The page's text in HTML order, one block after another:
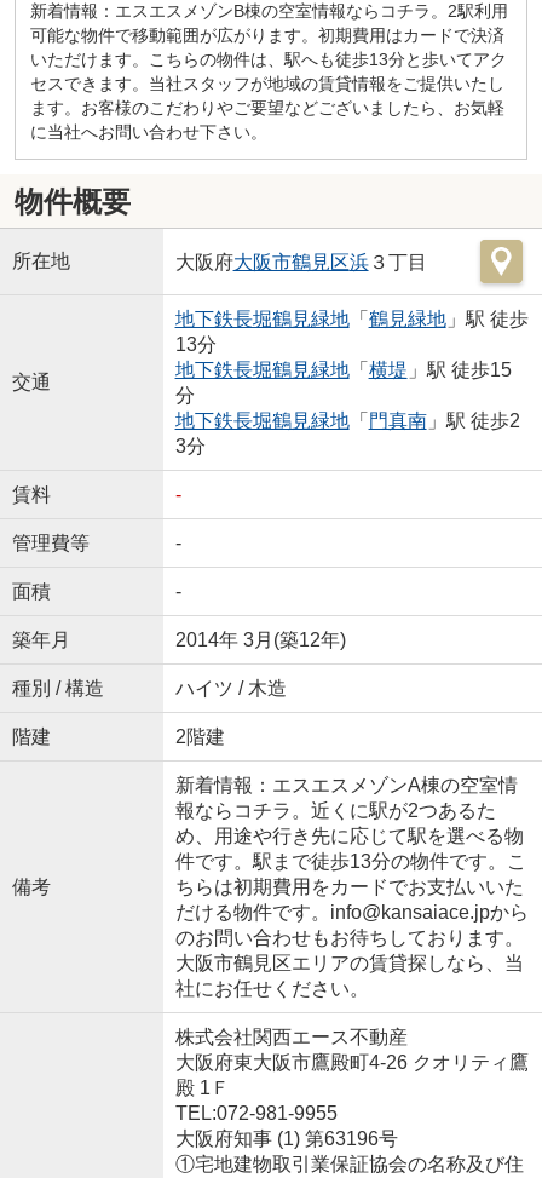
新着情報：エスエスメゾンB棟の空室情報ならコチラ。2駅利用
可能な物件で移動範囲が広がります。初期費用はカードで決済
いただけます。こちらの物件は、駅へも徒歩13分と歩いてアク
セスできます。当社スタッフが地域の賃貸情報をご提供いたし
ます。お客様のこだわりやご要望などございましたら、お気軽
に当社へお問い合わせ下さい。
物件概要
所在地 大阪府大阪市鶴見区浜３丁目
交通
地下鉄長堀鶴見緑地「 鶴見緑地」駅 徒歩
13分
地下鉄長堀鶴見緑地「 横堤 」駅 徒歩15
分
地下鉄長堀鶴見緑地「 門真南」駅 徒歩2
3分
賃料 -
管理費等 -
面積 -
築年月 2014年 3月(築12年)
種別 / 構造 ハイツ / 木造
階建 2階建
備考
新着情報：エスエスメゾンA棟の空室情
報ならコチラ。近くに駅が2つあるた
め、用途や行き先に応じて駅を選べる物
件です。駅まで徒歩13分の物件です。こ
ちらは初期費用をカードでお支払いいた
だける物件です。info@kansaiace.jpから
のお問い合わせもお待ちしております。
大阪市鶴見区エリアの賃貸探しなら、当
社にお任せください。
株式会社関西エース不動産
大阪府東大阪市鷹殿町4-26 クオリティ鷹
殿 1Ｆ
TEL:072-981-9955
大阪府知事 (1) 第63196号
①宅地建物取引業保証協会の名称及び住